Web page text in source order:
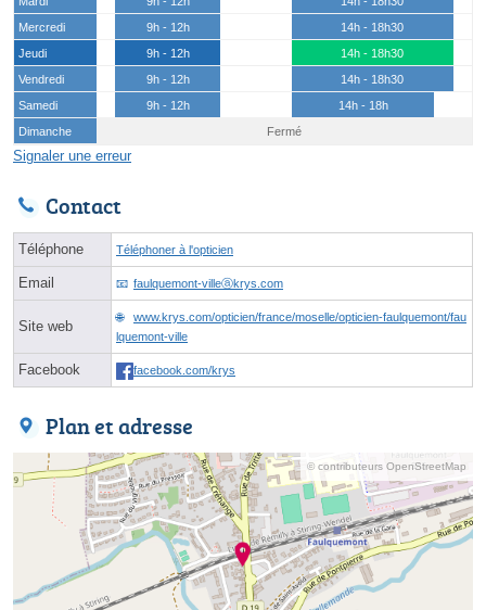
Mercredi
9h - 12h
14h - 18h30
Jeudi
9h - 12h
14h - 18h30
Vendredi
9h - 12h
14h - 18h30
Samedi
9h - 12h
14h - 18h
Dimanche
Fermé
Signaler une erreur
Contact
Téléphone Téléphoner à l'opticien
Email faulquemont-villeⓐkrys.com
Site web
www.krys.com/opticien/france/moselle/opticien-faulquemont/fau
lquemont-ville
Facebook facebook.com/krys
Plan et adresse
© contributeurs OpenStreetMap